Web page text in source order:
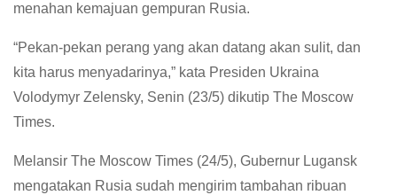
menahan kemajuan gempuran Rusia.
“Pekan-pekan perang yang akan datang akan sulit, dan
kita harus menyadarinya,” kata Presiden Ukraina
Volodymyr Zelensky, Senin (23/5) dikutip The Moscow
Times.
Melansir The Moscow Times (24/5), Gubernur Lugansk
mengatakan Rusia sudah mengirim tambahan ribuan